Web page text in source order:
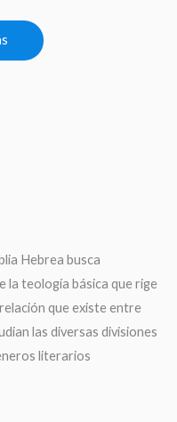
Hebrea busca
la teología básica que rige
que existe entre
las diversas divisiones
literarios